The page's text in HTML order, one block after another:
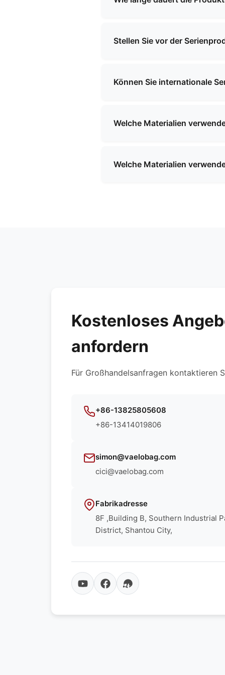
Komplexität des Produkts.
Stellen Sie vor der
Gebühren anfallen, die bei
Können Sie internationale
liefern. Unser Team
Welche Materialien
umweltfreundliche Stoffe,
besten Materialien
Welche Materialien
Kostenloses
anfordern
Für Großhandelsanfragen kontaktieren
+86-13825805608
+86-13414019806
simon@vaelobag.com
cici@vaelobag.com
Fabrikadresse
8F ,Building B, Southern Industrial
District, Shantou City,